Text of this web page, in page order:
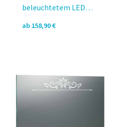
beleuchtetem LED
VI Design
ab 158,90€